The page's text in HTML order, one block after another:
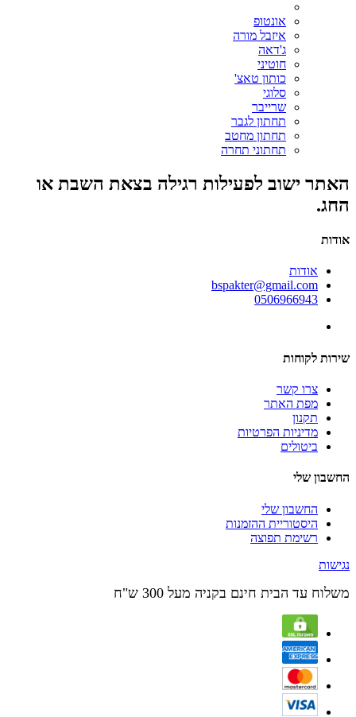
אונטופ
איזבל מורה
ג'דאה
חוטיני
כותון טאצ'
סלוגי
שרייבר
תחתון לגבר
תחתון מחטב
תחתוני תחרה
האתר ישוב לפעילות רגילה בצאת השבת או
החג.
אודות
אודות
bspakter@gmail.com
0506966943
שירות לקוחות
צרו קשר
מפת האתר
תקנון
מדיניות הפרטיות
ביטולים
החשבון שלי
החשבון שלי
היסטוריית ההזמנות
רשימת תפוצה
נגישות
משלוח עד הבית חינם בקניה מעל 300 ש"ח